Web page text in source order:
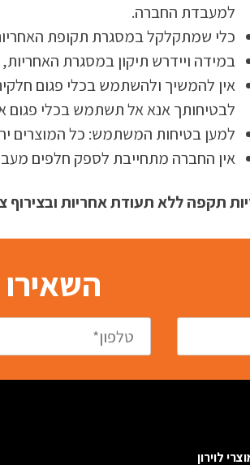
למעבדת החברה.
כלי שמתקלקל במסגרת תקופת
במידה ויידרש תיקון במסגרת
אין להמשיך ולהשתמש בכלי פגום
לבטיחותך אנא אל תשתמש בכלי פגום
למען בטיחות המשתמש: כל המוצרים
אין החברה מתחייבת לספק חלפים
תקפה ללא תעודת אחריות ובצירוף
לוירון